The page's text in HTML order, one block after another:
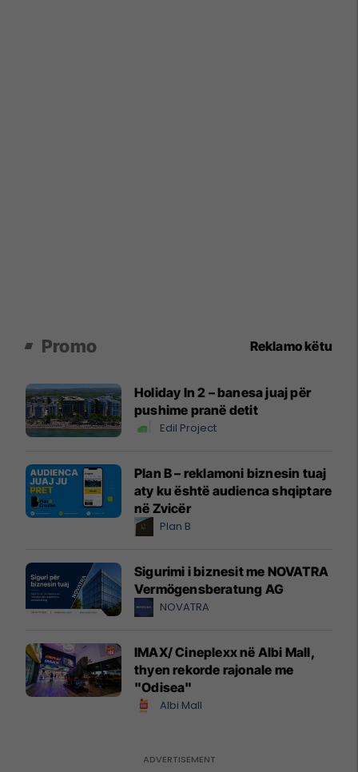
Promo Reklamo këtu
Holiday In 2 – banesa juaj për
pushime pranë detit
Edil Project
Plan B – reklamoni biznesin tuaj
aty ku është audienca shqiptare
në Zvicër
Plan B
Sigurimi i biznesit me NOVATRA
Vermögensberatung AG
NOVATRA
IMAX/ Cineplexx në Albi Mall,
thyen rekorde rajonale me
"Odisea"
Albi Mall